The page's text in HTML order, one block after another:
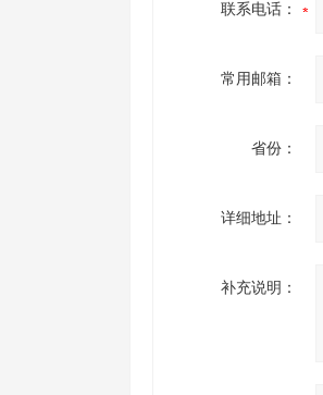
联系电话：
常用邮箱：
省份：
详细地址：
补充说明：